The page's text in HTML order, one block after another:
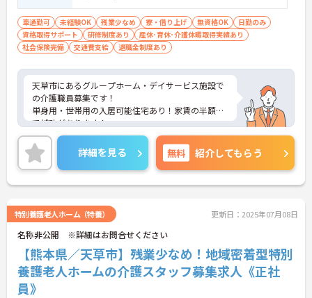
車通勤可 未経験OK 残業少なめ 寮・借り上げ 無資格OK
日勤のみ
資格取得サポート
研修制度あり
産休･育休･介護休暇取得実績あり
社会保険完備
交通費支給 退職金制度あり
天草市にあるグループホーム・デイサービス施設で
の介護職員募集です！
単身用・世帯用の入居可能住宅あり！家賃の半額ま
で補助があります！
育休・介護休業・看護休業取得実績あり！時間・シ
フトの調整等の介護初任者研修取得支援あり◎
ご興味ある方には、面接対策ポイントなど、詳細を
お話しいたしますのでお気軽にご相談ください。
詳細を見る 無料 紹介してもらう
特別養護老人ホーム（特養） 更新日：2025年07月08日
名称非公開 ※詳細はお問合せください
【熊本県／天草市】残業少なめ！地域密着型特別
養護老人ホームの介護スタッフ募集求人《正社
員》